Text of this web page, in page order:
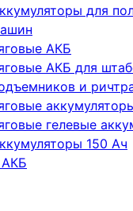
для
АКБ
АКБ для
и
гелевые
150 Ач